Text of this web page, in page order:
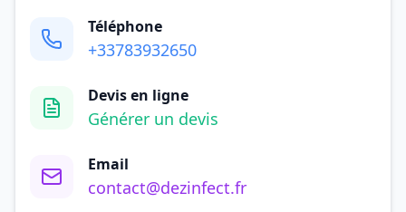
Téléphone
+33783932650
Devis en ligne
Générer un devis
Email
contact@dezinfect.fr